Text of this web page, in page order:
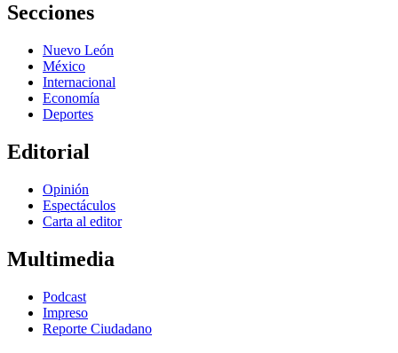
Secciones
Nuevo León
México
Internacional
Economía
Deportes
Editorial
Opinión
Espectáculos
Carta al editor
Multimedia
Podcast
Impreso
Reporte Ciudadano